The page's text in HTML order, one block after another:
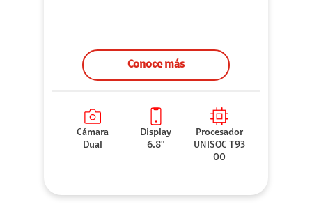
Conoce más
Cámara
Dual
Display
6.8"
Procesador
UNISOC T93
00